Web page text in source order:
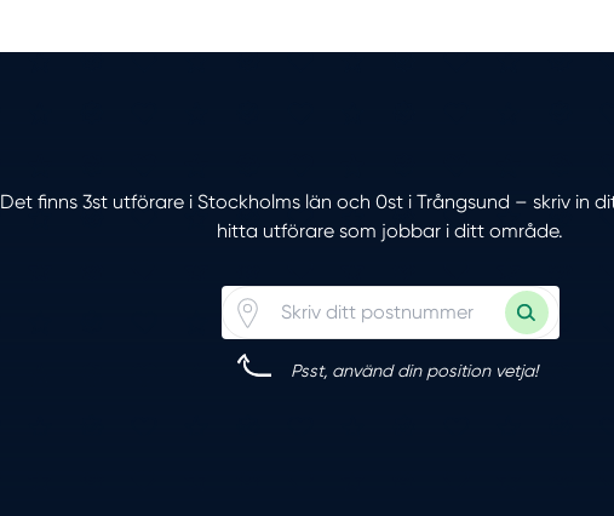
Det finns 3st utförare i Stockholms län och 0st i Trångsund – skriv in
hitta utförare som jobbar i ditt område.
Psst, använd din position vetja!